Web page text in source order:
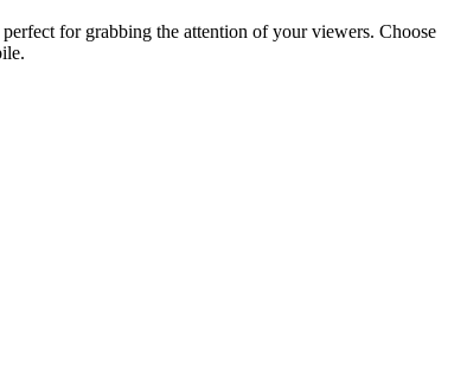
for grabbing the attention of your viewers. Choose